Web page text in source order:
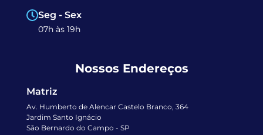
Seg - Sex
07h às 19h
Nossos Endereços
Matriz
Av. Humberto de Alencar Castelo Branco, 364
Jardim Santo Ignácio
São Bernardo do Campo - SP